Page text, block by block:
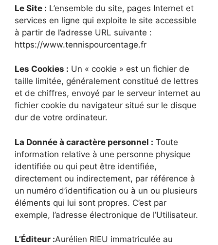
Le Site : L’ensemble du site, pages Internet et
services en ligne qui exploite le site accessible
à partir de l’adresse URL suivante :
https://www.tennispourcentage.fr
Les Cookies : Un « cookie » est un fichier de
taille limitée, généralement constitué de lettres
et de chiffres, envoyé par le serveur internet au
fichier cookie du navigateur situé sur le disque
dur de votre ordinateur.
La Donnée à caractère personnel : Toute
information relative à une personne physique
identifiée ou qui peut être identifiée,
directement ou indirectement, par référence à
un numéro d’identification ou à un ou plusieurs
éléments qui lui sont propres. C’est par
exemple, l’adresse électronique de l’Utilisateur.
L’Éditeur :Aurélien RIEU immatriculée au